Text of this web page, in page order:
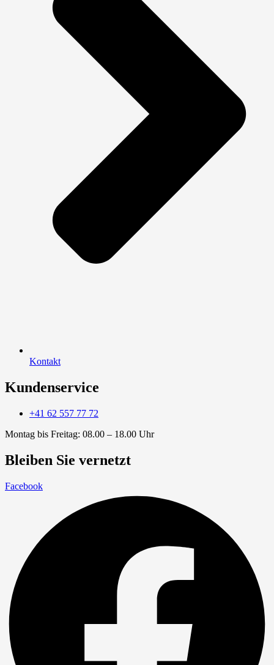
Kontakt
Kundenservice
+41 62 557 77 72
Montag bis Freitag: 08.00 – 18.00 Uhr
Bleiben Sie vernetzt
Facebook